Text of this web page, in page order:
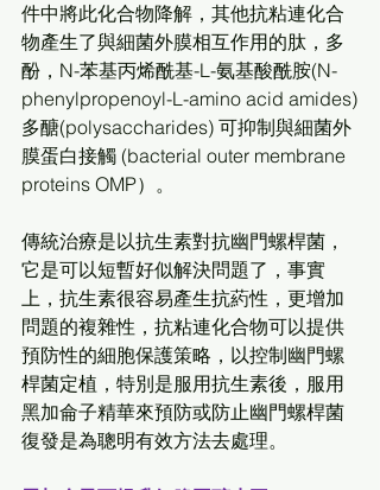
件中將此化合物降解，其他抗粘連化合
物產生了與細菌外膜相互作用的肽，多
酚，N-苯基丙烯酰基-L-氨基酸酰胺(N-
phenylpropenoyl-L-amino acid amides)
多醣(polysaccharides) 可抑制與細菌外
膜蛋白接觸 (bacterial outer membrane
proteins OMP）。
傳統治療是以抗生素對抗幽門螺桿菌，
它是可以短暫好似解決問題了，事實
上，抗生素很容易產生抗葯性，更增加
問題的複雜性，抗粘連化合物可以提供
預防性的細胞保護策略，以控制幽門螺
桿菌定植，特別是服用抗生素後，服用
黑加侖子精華來預防或防止幽門螺桿菌
復發是為聰明有效方法去處理。